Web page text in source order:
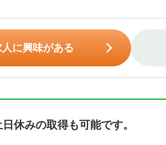
に興味がある
休みの取得も可能です。